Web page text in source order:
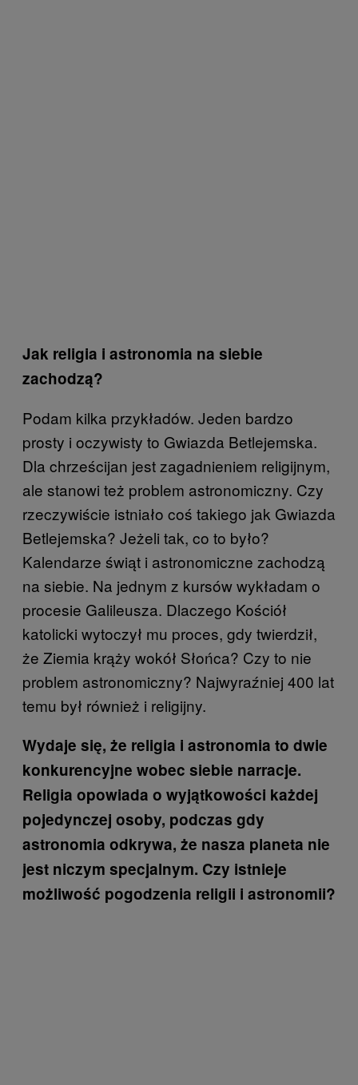
Jak religia i astronomia na siebie
zachodzą?
Podam kilka przykładów. Jeden bardzo
prosty i oczywisty to Gwiazda Betlejemska.
Dla chrześcijan jest zagadnieniem religijnym,
ale stanowi też problem astronomiczny. Czy
rzeczywiście istniało coś takiego jak Gwiazda
Betlejemska? Jeżeli tak, co to było?
Kalendarze świąt i astronomiczne zachodzą
na siebie. Na jednym z kursów wykładam o
procesie Galileusza. Dlaczego Kościół
katolicki wytoczył mu proces, gdy twierdził,
że Ziemia krąży wokół Słońca? Czy to nie
problem astronomiczny? Najwyraźniej 400 lat
temu był również i religijny.
Wydaje się, że religia i astronomia to dwie
konkurencyjne wobec siebie narracje.
Religia opowiada o wyjątkowości każdej
pojedynczej osoby, podczas gdy
astronomia odkrywa, że nasza planeta nie
jest niczym specjalnym. Czy istnieje
możliwość pogodzenia religii i astronomii?